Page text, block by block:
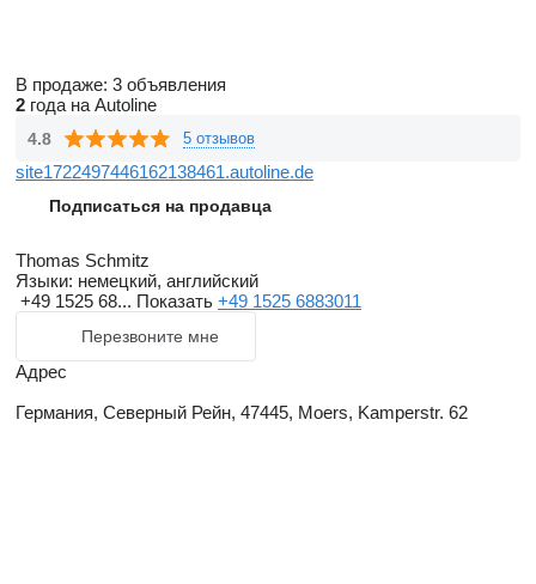
В продаже: 3 объявления
2 года на Autoline
4.8 5 отзывов
site1722497446162138461.autoline.de
Подписаться на продавца
Thomas Schmitz
Языки: немецкий, английский
+49 1525 68... Показать +49 1525 6883011
Перезвоните мне
Адрес
Германия, Северный Рейн, 47445, Moers, Kamperstr. 62